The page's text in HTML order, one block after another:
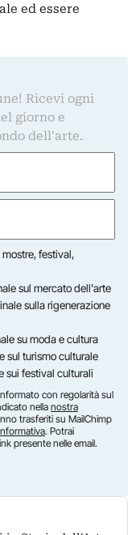
ed essere
Ricevi ogni
giorno e
dell'arte.
mostre, festival,
sul mercato dell'arte
sulla rigenerazione
su moda e cultura
sul turismo culturale
sui festival culturali
con regolarità sul
nella nostra
trasferiti su MailChimp
. Potrai
presente nelle email.